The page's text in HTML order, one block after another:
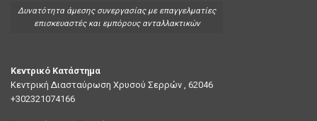
Δυνατότητα άμεσης συνεργασίας με επαγγελματίες
επισκευαστές και εμπόρους ανταλλακτικών
Κεντρικό Κατάστημα
Κεντρική Διασταύρωση Χρυσού Σερρών , 62046
+302321074166